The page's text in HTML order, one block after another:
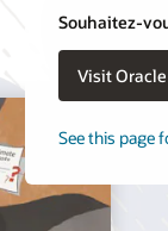
Souhaitez-
Visit
See this page